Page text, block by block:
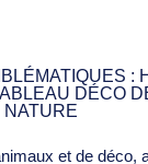
:
DÉCO
et de déco,